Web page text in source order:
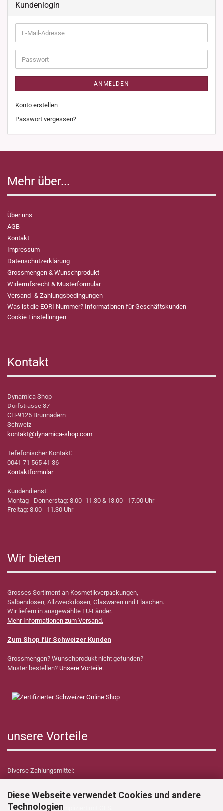
Diese Webseite verwendet Cookies und andere
Technologien
Kundenlogin
E-
Mail-
Adresse
Passwort
ANMELDEN
Konto erstellen
Passwort vergessen?
Mehr über...
Über uns
AGB
Kontakt
Impressum
Datenschutzerklärung
Grossmengen & Wunschprodukt
Widerrufsrecht & Musterformular
Versand- & Zahlungsbedingungen
Was ist die EORI Nummer? Informationen für Geschäftskunden
Cookie Einstellungen
Kontakt
Dynamica Shop
Dorfstrasse 37
CH-9125 Brunnadern
Schweiz
kontakt@dynamica-shop.com
Tefefonischer Kontakt:
0041 71 565 41 36
Kontaktformular
Kundendienst:
Montag - Donnerstag: 8.00 -11.30 & 13.00 - 17.00 Uhr
Freitag: 8.00 - 11.30 Uhr
Wir bieten
Grosses Sortiment an Kosmetikverpackungen,
Salbendosen, Allzweckdosen, Glaswaren und Flaschen.
Wir liefern in ausgewählte EU-Länder.
Mehr Informationen zum Versand.
Zum Shop für Schweizer Kunden
Grossmengen? Wunschprodukt nicht gefunden?
Muster bestellen? Unsere Vorteile.
unsere Vorteile
Diverse Zahlungsmittel:
Wir versenden unkompliziert mit GLS.